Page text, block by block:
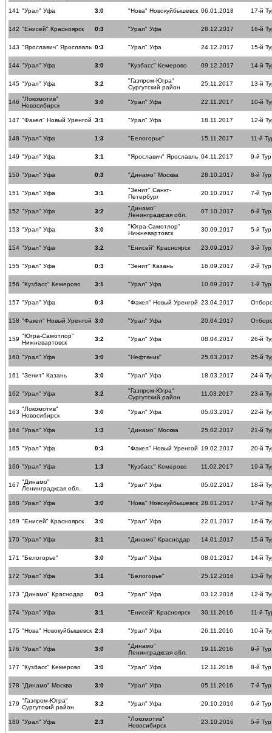
141 "Урал" Уфа 3:0 "Нова" Новокуйбышевск 06.01.2018 17-й
142 "Енисей" Красноярск 0:3 "Урал" Уфа 28.12.2017 16-й
143 "Ярославич" Ярославль 0:3 "Урал" Уфа 24.12.2017 15-й
144 "Урал" Уфа 3:0 "Кузбасс" Кемерово 09.12.2017 14-й
145 "Урал" Уфа 3:2
"Газпром-Югра"
Сургутский район
25.11.2017 13-й
146 "Локомотив"
Новосибирск
3:0 "Урал" Уфа 22.11.2017 10-й
147 "Факел" Новый Уренгой 3:1 "Урал" Уфа 18.11.2017 12-й
148 "Урал" Уфа 1:3 "Белогорье" 15.11.2017 11-й
149 "Урал" Уфа 3:1 "Ярославич" Ярославль 04.11.2017 9-й Тур
150 "Урал" Уфа 0:3 "Динамо" Москва 28.10.2017 8-й Тур
151 "Урал" Уфа 3:1
"Зенит" Санкт-
Петербург
20.10.2017 7-й Тур
152 "Урал" Уфа 3:2
"Динамо"
Ленинградксая обл.
07.10.2017 6-й Тур
153 "Урал" Уфа 3:0
"Югра-Самотлор"
Нижневартовск
30.09.2017 5-й Тур
154 "Урал" Уфа 3:2 "Енисей" Красноярск 23.09.2017 3-й Тур
155 "Урал" Уфа 0:3 "Зенит" Казань 16.09.2017 2-й Тур
156 "Кузбасс" Кемерово 3:1 "Урал" Уфа 10.09.2017 1-й Тур
157 "Урал" Уфа 0:3 "Факел" Новый Уренгой 23.04.2017
158 "Факел" Новый Уренгой 3:0 "Урал" Уфа 20.04.2017
159 "Югра-Самотлор"
Нижневартовск
3:2 "Урал" Уфа 08.04.2017 26-й
160 "Урал" Уфа 3:0 "Нефтяник" 25.03.2017 25-й
161 "Зенит" Казань 3:0 "Урал" Уфа 18.03.2017 24-й
162 "Урал" Уфа 3:2
"Газпром-Югра"
Сургутский район
11.03.2017 23-й
163 "Локомотив"
Новосибирск
3:0 "Урал" Уфа 05.03.2017 22-й
164 "Урал" Уфа 1:3 "Динамо" Москва 25.02.2017 21-й
165 "Урал" Уфа 0:3 "Факел" Новый Уренгой 19.02.2017 20-й
166 "Урал" Уфа 1:3 "Кузбасс" Кемерово 11.02.2017 19-й
167 "Динамо"
Ленинградксая обл.
1:3 "Урал" Уфа 05.02.2017 18-й
168 "Урал" Уфа 3:0 "Нова" Новокуйбышевск 28.01.2017 17-й
169 "Енисей" Красноярск 3:0 "Урал" Уфа 22.01.2017 16-й
170 "Урал" Уфа 3:1 "Динамо" Краснодар 14.01.2017 15-й
171 "Белогорье" 3:0 "Урал" Уфа 08.01.2017 14-й
172 "Урал" Уфа 3:1 "Белогорье" 25.12.2016 13-й
173 "Динамо" Краснодар 0:3 "Урал" Уфа 03.12.2016 12-й
174 "Урал" Уфа 3:1 "Енисей" Красноярск 30.11.2016 11-й
175 "Нова" Новокуйбышевск 2:3 "Урал" Уфа 26.11.2016 10-й
176 "Урал" Уфа 3:0
"Динамо"
Ленинградксая обл.
19.11.2016 9-й Тур
177 "Кузбасс" Кемерово 3:0 "Урал" Уфа 12.11.2016 8-й Тур
178 "Динамо" Москва 3:0 "Урал" Уфа 05.11.2016 7-й Тур
179 "Газпром-Югра"
Сургутский район
3:2 "Урал" Уфа 29.10.2016 6-й Тур
180 "Урал" Уфа 2:3
"Локомотив"
Новосибирск
23.10.2016 5-й Тур